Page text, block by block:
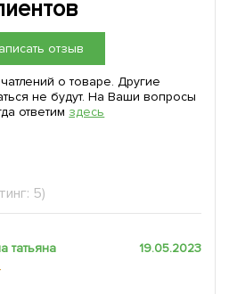
отзыв
о товаре. Другие
не будут. На Ваши вопросы
ответим здесь
5)
татьяна 19.05.2023